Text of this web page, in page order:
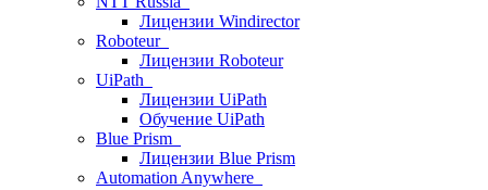
Лицензии Windirector
Roboteur
Лицензии Roboteur
UiPath
Лицензии UiPath
Обучение UiPath
Blue Prism
Лицензии Blue Prism
Automation Anywhere